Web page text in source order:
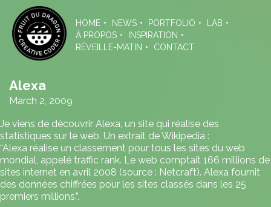
the
content
HOME NEWS PORTFOLIO
LAB
À PROPOS
INSPIRATION
RÉVEILLE-MATIN
CONTACT
Alexa
March 2, 2009
Je viens de découvrir Alexa, un site qui réalise des
statistiques sur le web. Un extrait deWikipedia :
“Alexa réalise un classement pour tous les sites du web
mondial, appelé traffic rank. Le web comptait 166 millions de
sites internet en avril 2008 (source : Netcraft). Alexa fournit
des données chiffrées pour les sites classés dans les 25
premiers millions.”.